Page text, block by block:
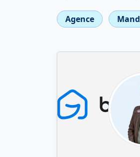
Agence